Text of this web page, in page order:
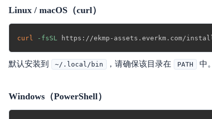
Linux / macOS（curl）
curl -fsSL https://ekmp-assets.everkm.com/
默认安装到 ~/.local/bin ，请确保该目录在 PATH 中。
Windows（PowerShell）